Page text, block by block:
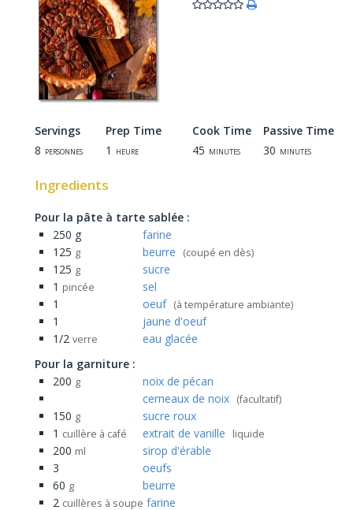
Servings
Prep Time
8 personnes 1 heure
Cook Time
Passive Time
45 minutes 30 minutes
Ingredients
Pour la pâte à tarte sablée :
250 g
farine
125 g beurre (coupé en dès)
125 g
sucre
1 pincée
sel
1
oeuf (à température ambiante)
1
jaune d'oeuf
1/2 verre
eau glacée
Pour la garniture :
200 g
noix de pécan
cerneaux de noix
(facultatif)
150 g
sucre roux
1 cuillère à café extrait de vanille liquide
200 ml
sirop d'érable
3
oeufs
60 g
beurre
2 cuillères à soupe farine